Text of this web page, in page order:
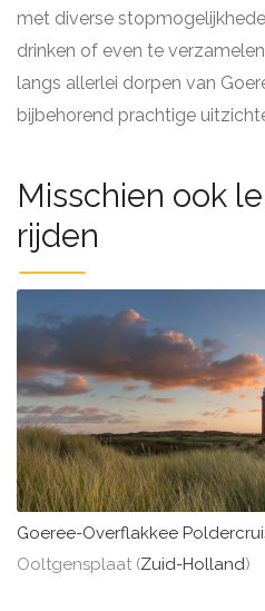
met diverse
drinken of even te
langs allerlei dorpen van
bijbehorend prachtige
Misschien ook
rijden
Goeree-Overflakkee
Ooltgensplaat (Zuid-Holland)